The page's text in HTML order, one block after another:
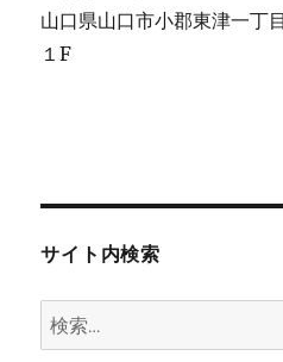
山口県山口市小郡東津一丁
１F
サイト内検索
検
索: